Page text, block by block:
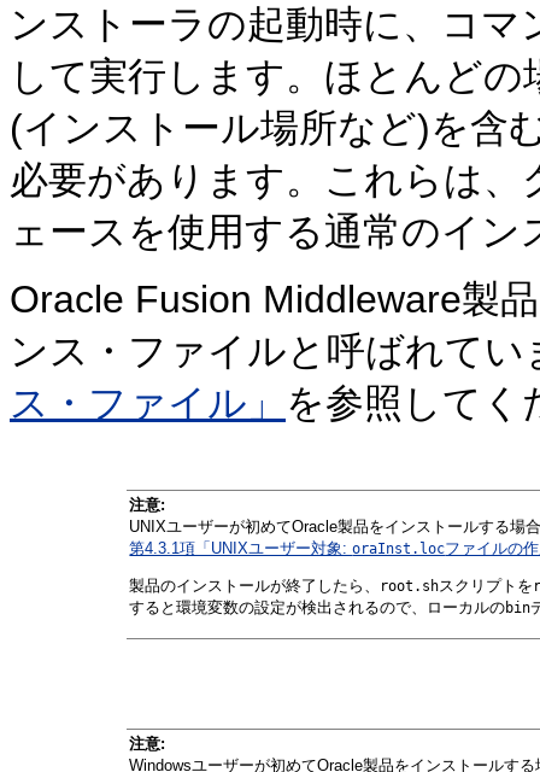
ンストーラの起動時に、コマ
して実行します。ほとんど
(インストール場所など)を含
必要があります。これらは
ェースを使用する通常のイ
Oracle Fusion Middleware製
ンス・ファイルと呼ばれてい
ス・ファイル」 を参照してく
注意:
UNIXユーザーが初めてOracle製品をインストールする場
第4.3.1項「UNIXユーザー対象:oraInst.locファイルの
製品のインストールが終了したら、 root.shスクリプトを
すると環境変数の設定が検出されるので、ローカルのbin
注意:
Windowsユーザーが初めてOracle製品をインストールす